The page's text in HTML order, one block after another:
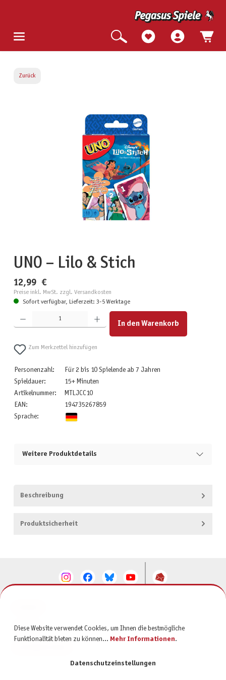
Zurück
Bildergalerie überspringen
UNO – Lilo & Stich
12,99 €
Preise inkl. MwSt. zzgl. Versandkosten
Sofort verfügbar, Lieferzeit: 3-5 Werktage
Produkt Anzahl: Gib den gewünschten Wert ein oder benutze die Schaltflächen um die Anzahl zu
In den Warenkorb
Zum Merkzettel hinzufügen
Personenzahl:
Für 2 bis 10 Spielende ab 7 Jahren
Spieldauer:
15+ Minuten
Artikelnummer:
MTLJCC10
EAN:
194735267859
Sprache:
Weitere Produktdetails
Beschreibung
Produktsicherheit
SERVICE
Diese Website verwendet Cookies, um Ihnen die bestmögliche
Funktionalität bieten zu können... Mehr Informationen.
Datenschutzeinstellungen